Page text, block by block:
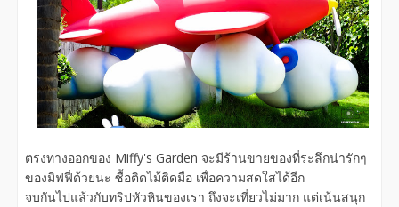
ตรงทางออกของ Miffy's Garden จะมีร้านขายของที่ระลึกน่ารักๆ
ของมิฟฟี่ด้วยนะ ซื้อติดไม้ติดมือ เพื่อความสดใสได้อีก
จบกันไปแล้วกับทริปหัวหินของเรา ถึงจะเที่ยวไม่มาก แต่เน้นสนุก